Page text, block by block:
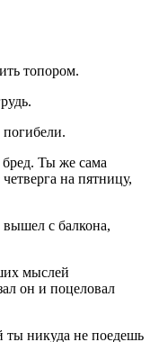
топором.
Ты же сама
на пятницу,
с балкона,
мыслей
он и поцеловал
ты никуда не поедешь